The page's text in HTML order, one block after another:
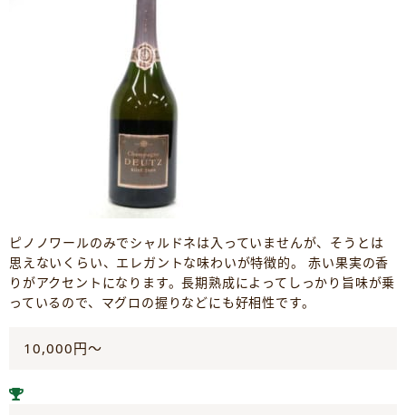
ピノノワールのみでシャルドネは入っていませんが、そうとは
思えないくらい、エレガントな味わいが特徴的。 赤い果実の香
りがアクセントになります。長期熟成によってしっかり旨味が乗
っているので、マグロの握りなどにも好相性です。
10,000円～